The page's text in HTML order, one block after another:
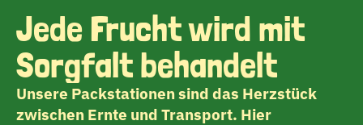
Jede Frucht wird mit
Sorgfalt behandelt
Unsere Packstationen sind das Herzstück
zwischen Ernte und Transport. Hier